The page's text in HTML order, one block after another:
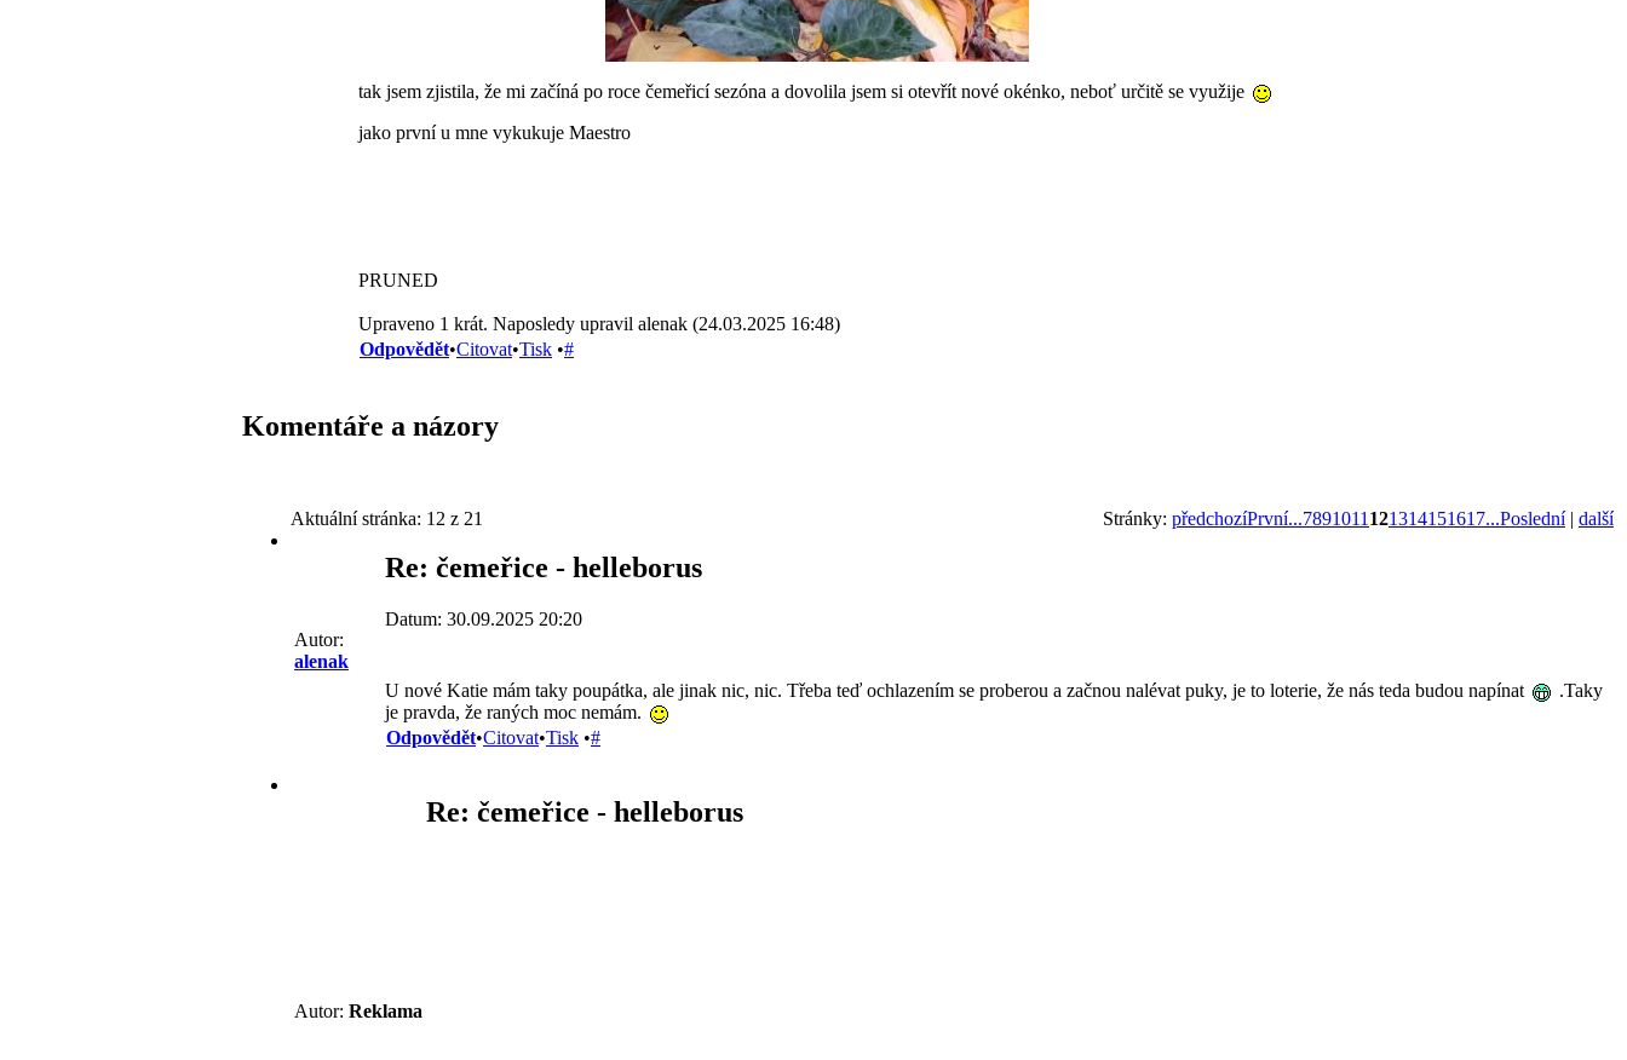
tak jsem zjistila, že mi začíná po roce čemeřicí sezóna a dovolila jsem si otevřít nové okénko, neboť určitě se využije
jako první u mne vykukuje Maestro
PRUNED
Upraveno 1 krát. Naposledy upravil alenak (24.03.2025 16:48)
Odpovědět•Citovat•Tisk •#
Komentáře a názory
Stránky: předchozíPrvní...7891011 121314151617...Poslední| další
Aktuální stránka: 12 z 21
Autor:
alenak
Re: čemeřice - helleborus
Datum: 30.09.2025 20:20
U nové Katie mám taky poupátka, ale jinak nic, nic. Třeba teď ochlazením se proberou a začnou nalévat puky, je to loterie, že nás teda budou napínat
.Taky
je pravda, že raných moc nemám.
Odpovědět•Citovat•Tisk •#
Autor: Reklama
Re: čemeřice - helleborus